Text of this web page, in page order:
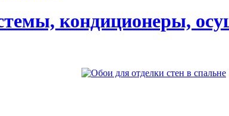
кондиционеры,